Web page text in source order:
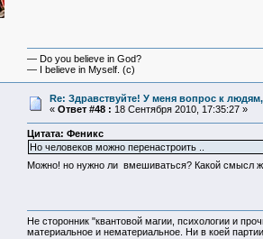
— Do you believe in God?
— I believe in Myself. (c)
Re: Здравствуйте! У меня вопрос к
« Ответ #48 : 18 Сентября 2010, 17:35:27 »
Цитата: Феникс
Но человеков можно перенастроить ..
Можно! но нужно ли вмешиваться? Какой смысл
Не сторонник "квантовой магии, психологии и
материальное и нематериальное. Ни в коей